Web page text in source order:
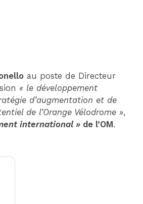
au poste de Directeur
« le développement
d’augmentation et de
de l’Orange Vélodrome »,
international » de l’OM.